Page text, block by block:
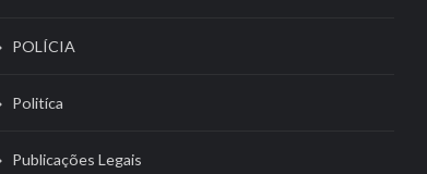
POLÍCIA
Politíca
Publicações Legais